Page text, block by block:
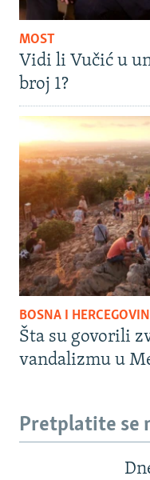
MOST
Vidi li Vučić u
broj 1?
BOSNA I
Šta su govorili
vandalizmu u
Pretplatite se